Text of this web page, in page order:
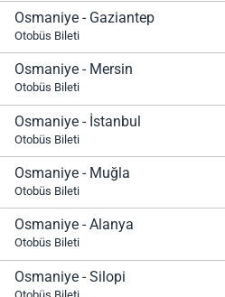
Osmaniye - Gaziantep
Otobüs Bileti
Osmaniye - Mersin
Otobüs Bileti
Osmaniye - İstanbul
Otobüs Bileti
Osmaniye - Muğla
Otobüs Bileti
Osmaniye - Alanya
Otobüs Bileti
Osmaniye - Silopi